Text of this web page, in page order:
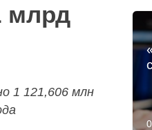
млрд
1 121,606 млн